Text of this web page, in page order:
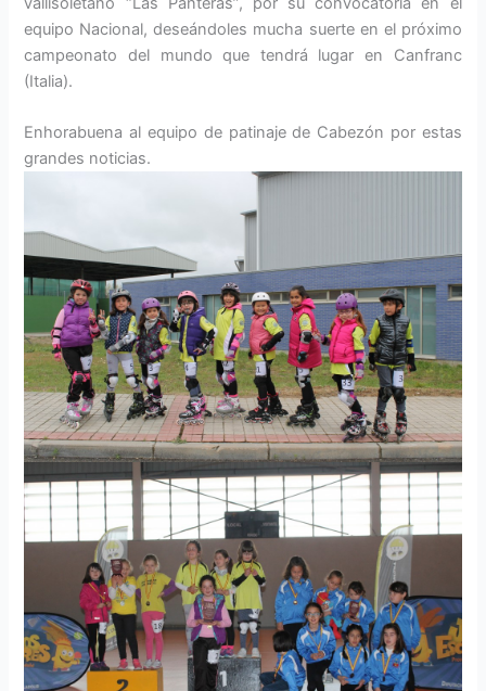
equipo Nacional, deseándoles mucha suerte en el próximo
campeonato del mundo que tendrá lugar en Canfranc
(Italia).
Enhorabuena al equipo de patinaje de Cabezón por estas
grandes noticias.